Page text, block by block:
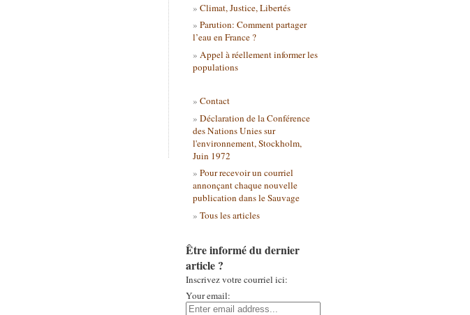
Climat, Justice, Libertés
Parution: Comment partager
l’eau en France ?
Appel à réellement informer les
populations
Contact
Déclaration de la Conférence
des Nations Unies sur
l'environnement, Stockholm,
Juin 1972
Pour recevoir un courriel
annonçant chaque nouvelle
publication dans le Sauvage
Tous les articles
Être informé du dernier
article ?
Inscrivez votre courriel ici:
Your email: